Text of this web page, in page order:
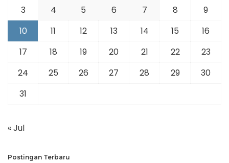
3
4 5 6 7 8
9
10
11 12 13 14 15
16
17
18 19 20 21 22
23
24
25 26 27 28 29
30
31
« Jul
Postingan Terbaru